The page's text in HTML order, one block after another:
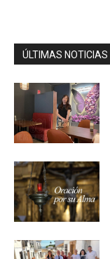
ÚLTIMAS NOTICIAS